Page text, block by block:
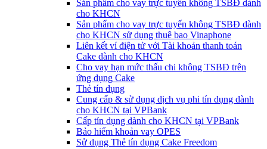
Sản phẩm cho vay trực tuyến không TSBĐ dành
cho KHCN
Sản phẩm cho vay trực tuyến không TSBĐ dành
cho KHCN sử dụng thuê bao Vinaphone
Liên kết ví điện tử với Tài khoản thanh toán
Cake dành cho KHCN
Cho vay hạn mức thấu chi không TSBĐ trên
ứng dụng Cake
Thẻ tín dụng
Cung cấp & sử dụng dịch vụ phi tín dụng dành
cho KHCN tại VPBank
Cấp tín dụng dành cho KHCN tại VPBank
Bảo hiểm khoản vay OPES
Sử dụng Thẻ tín dụng Cake Freedom